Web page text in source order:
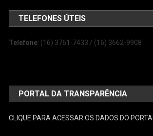
TELEFONES ÚTEIS
Telefone: (16) 3761-7433 / (16) 3662-9908
PORTAL DA TRANSPARÊNCIA
CLIQUE PARA ACESSAR OS DADOS DO PORTAL